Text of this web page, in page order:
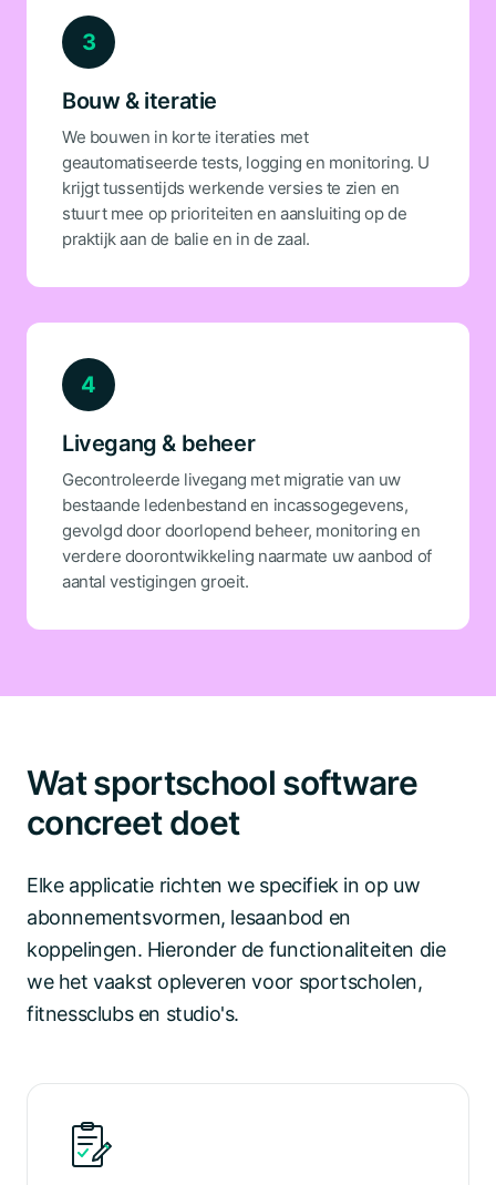
3
Bouw & iteratie
We bouwen in korte iteraties met
geautomatiseerde tests, logging en monitoring. U
krijgt tussentijds werkende versies te zien en
stuurt mee op prioriteiten en aansluiting op de
praktijk aan de balie en in de zaal.
4
Livegang & beheer
Gecontroleerde livegang met migratie van uw
bestaande ledenbestand en incassogegevens,
gevolgd door doorlopend beheer, monitoring en
verdere doorontwikkeling naarmate uw aanbod of
aantal vestigingen groeit.
Wat sportschool software
concreet doet
Elke applicatie richten we specifiek in op uw
abonnementsvormen, lesaanbod en
koppelingen. Hieronder de functionaliteiten die
we het vaakst opleveren voor sportscholen,
fitnessclubs en studio's.